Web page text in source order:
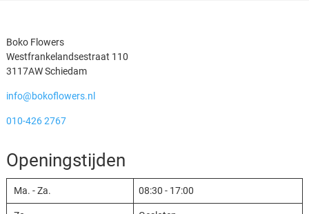
Boko Flowers
Westfrankelandsestraat 110
3117AW Schiedam
info@bokoflowers.nl
010-426 2767
Openingstijden
Ma. - Za. 08:30 - 17:00